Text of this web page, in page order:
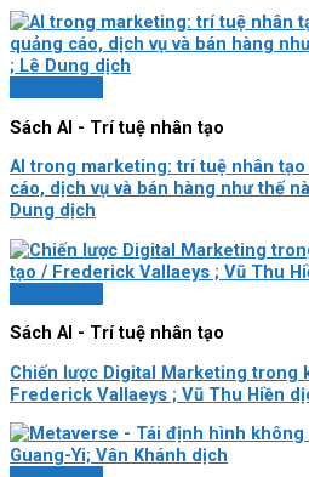
Sách AI - Trí tuệ nhân tạo
AI trong marketing: trí tuệ nhân
cáo, dịch vụ và bán hàng như thế
Dung dịch
Sách AI - Trí tuệ nhân tạo
Chiến lược Digital Marketing trong
Frederick Vallaeys ; Vũ Thu Hiền